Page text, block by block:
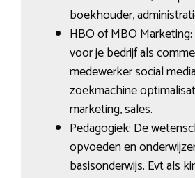
boekhouder,
HBO of MBO
voor je bedrijf als
medewerker social
zoekmachine
marketing, sales.
Pedagogiek: De
opvoeden en
basisonderwijs. Evt als